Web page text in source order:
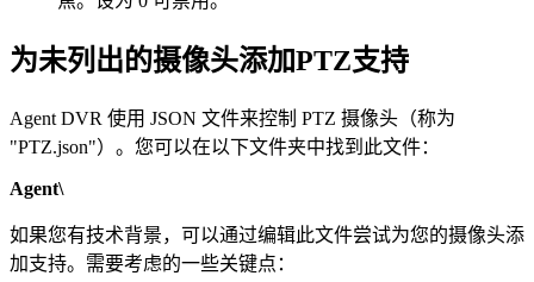
为未列出的摄像头添加PTZ支持
Agent DVR 使用 JSON 文件来控制 PTZ 摄像头（称为
"PTZ.json"）。您可以在以下文件夹中找到此文件：
Agent\
如果您有技术背景，可以通过编辑此文件尝试为您的摄像头添
加支持。需要考虑的一些关键点：